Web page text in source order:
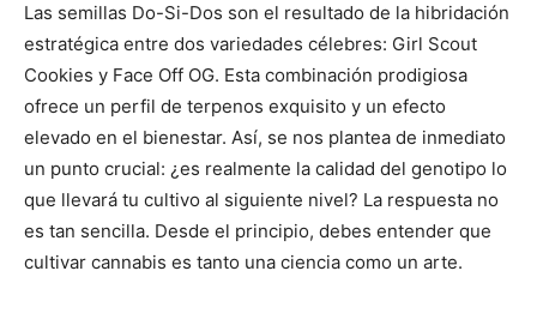
Las semillas Do-Si-Dos son el resultado de la hibridación
estratégica entre dos variedades célebres: Girl Scout
Cookies y Face Off OG. Esta combinación prodigiosa
ofrece un perfil de terpenos exquisito y un efecto
elevado en el bienestar. Así, se nos plantea de inmediato
un punto crucial: ¿es realmente la calidad del genotipo lo
que llevará tu cultivo al siguiente nivel? La respuesta no
es tan sencilla. Desde el principio, debes entender que
cultivar cannabis es tanto una ciencia como un arte.